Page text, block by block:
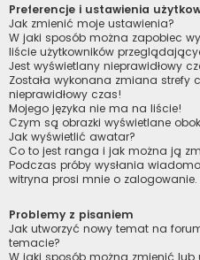
Preferencje i ustawienia
Jak zmienić moje ustawienia?
W jaki sposób można zapobiec
liście użytkowników
Jest wyświetlany nieprawidłowy
Została wykonana zmiana strefy
nieprawidłowy czas!
Mojego języka nie ma na liście!
Czym są obrazki wyświetlane
Jak wyświetlić awatar?
Co to jest ranga i jak można ją
Podczas próby wysłania
witryna prosi mnie o zalogowanie.
Problemy z pisaniem
Jak utworzyć nowy temat na
temacie?